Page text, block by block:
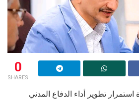
0
SHARES
تطوير أداء الدفاع المدني